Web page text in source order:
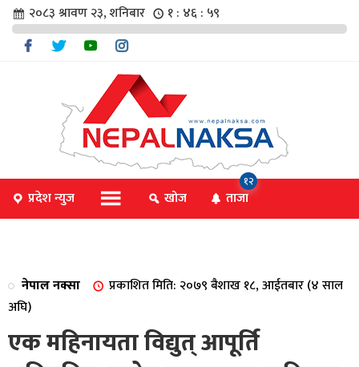
२०८३ श्रावण २३, शनिबार १ : ४७ : ००
प्रदेश न्युज खोज ताजा
१२
नेपाल नक्सा
प्रकाशित मिति: २०७९ बैशाख १८, आईतबार (४ साल
अघि)
एक महिनायता विद्युत् आपूर्ति